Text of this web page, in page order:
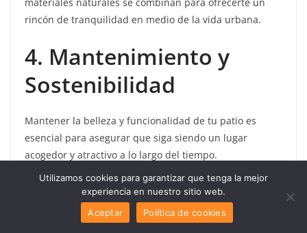
rincón de tranquilidad en medio de la vida urbana.
4. Mantenimiento y
Sostenibilidad
Mantener la belleza y funcionalidad de tu patio es
esencial para asegurar que siga siendo un lugar
acogedor y atractivo a lo largo del tiempo.
En esta sección, exploraremos consejos prácticos de
mantenimiento y sostenibilidad para garantizar que tu
patio se mantenga en óptimas condiciones.
Utilizamos cookies para garantizar que tenga la mejor
experiencia en nuestro sitio web.
Aceptar
Política de cookies